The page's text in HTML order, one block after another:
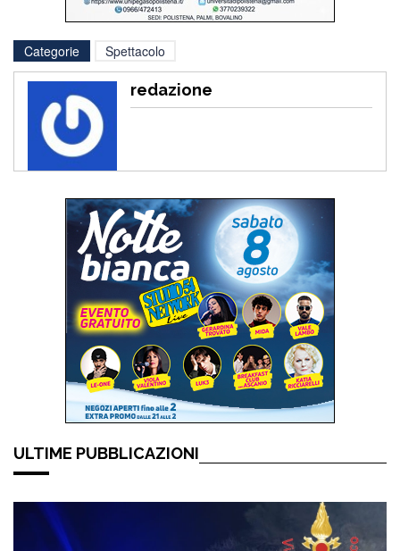
Categorie Spettacolo
redazione
ULTIME PUBBLICAZIONI